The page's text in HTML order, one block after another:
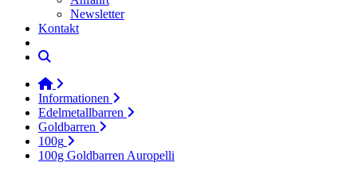
Newsletter
Kontakt
Informationen
Edelmetallbarren
Goldbarren
100g
100g Goldbarren Auropelli